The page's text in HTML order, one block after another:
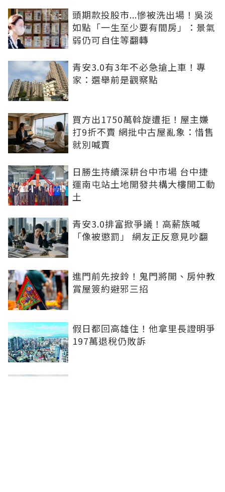
頭期款投股市...慘被洗出場！吳淡
如點「一生至少要有間房」：景氣
弱仍可自住等翻轉
青安3.0有3年不必急搶上車！專
家：選舉前是觀察點
買方出1750萬斡旋遭拒！屋主嫌
打9折不賣 網批中古屋亂象：惜售
就別喊賣
日勝生持續深耕台中市場 台中捷
運南屯站土地開發共構大樓開工動
土
青安3.0排富掀爭議！高薪族喊
「像被懲罰」 網友正反意見吵翻
進門前先按鈴！鬼門將開、房仲教
賞屋簽約避邪三招
假日都回高雄住！他拿里長證明爭
197萬退稅仍敗訴